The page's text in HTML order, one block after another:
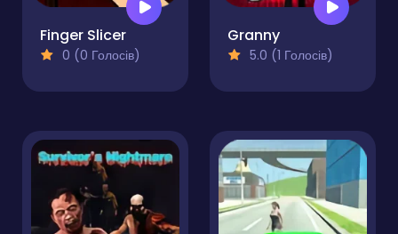
Finger Slicer
0 (0 Голосів)
Granny
5.0 (1 Голосів)